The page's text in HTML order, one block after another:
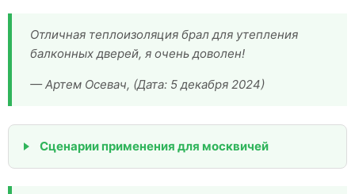
Отличная теплоизоляция брал для утепления
балконных дверей, я очень доволен!
— Артем Осевач, (Дата: 5 декабря 2024)
Сценарии применения для москвичей